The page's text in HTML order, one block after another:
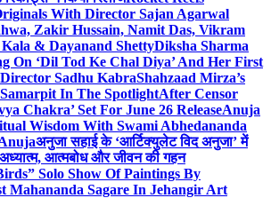
With Director Sajan Agarwal
Zakir Hussain, Namit Das, Vikram
& Dayanand ShettyDiksha Sharma
On ‘Dil Tod Ke Chal Diya’ And Her First
Sadhu KabraShahzaad Mirza’s
In The SpotlightAfter Censor
Chakra’ Set For June 26 ReleaseAnuja
Wisdom With Swami Abhedananda
अनुजा सहाई के ‘आर्टिक्युलेट विद अनुजा’ में
आत्मबोध और जीवन की गहन
Solo Show Of Paintings By
Mahananda Sagare In Jehangir Art